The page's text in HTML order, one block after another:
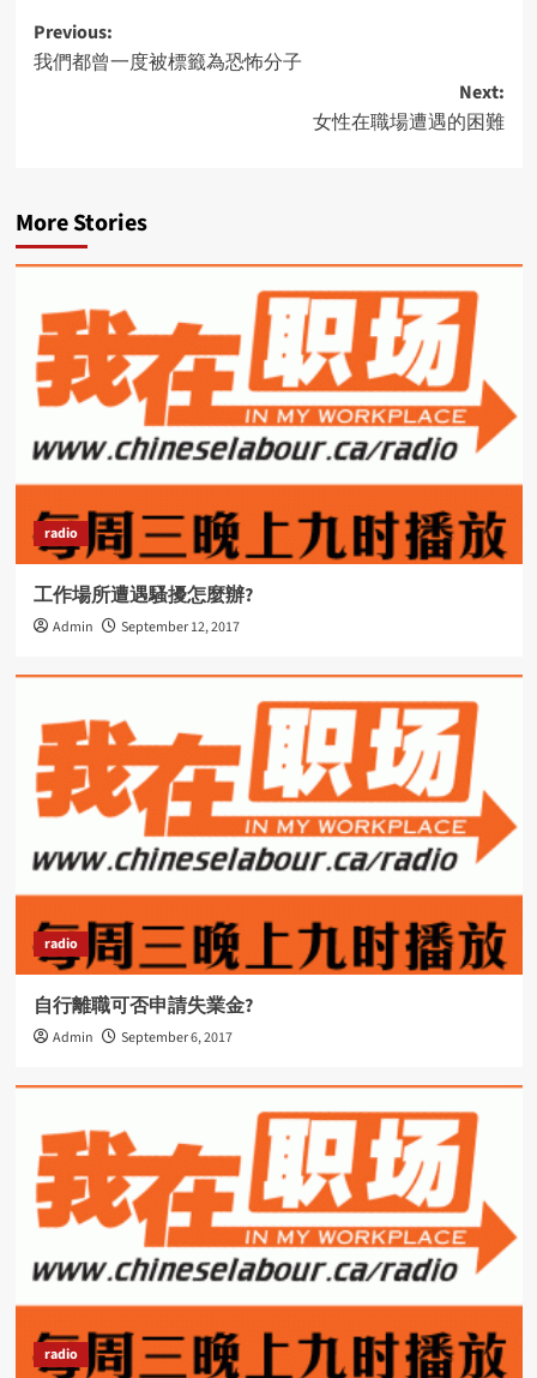
Post
navigation
Previous:
我們都曾一度被標籤為恐怖分子
Next:
女性在職場遭遇的困難
More Stories
radio
工作場所遭遇騷擾怎麼辦?
Admin September 12, 2017
radio
自行離職可否申請失業金?
Admin September 6, 2017
radio